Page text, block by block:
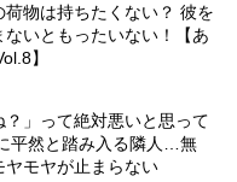
物は持ちたくない？ 彼を
いともったいない！【あ
】
？」って絶対悪いと思って
平然と踏み入る隣人…無
モヤが止まらない